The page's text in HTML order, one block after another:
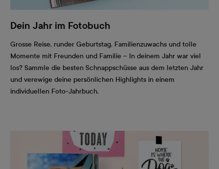
Dein Jahr im Fotobuch
Grosse Reise, runder Geburtstag, Familienzuwachs und tolle
Momente mit Freunden und Familie – In deinem Jahr war viel
los? Sammle die besten Schnappschüsse aus dem letzten Jahr
und verewige deine persönlichen Highlights in einem
individuellen Foto-Jahrbuch.